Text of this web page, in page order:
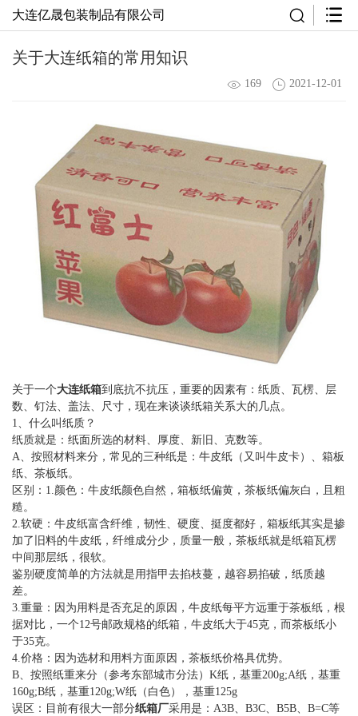
大连亿晟包装制品有限公司
关于大连纸箱的常用知识
169 2021-12-01
关于一个大连纸箱到底抗不抗压，重要的因素有：纸质、瓦楞、层
数、钉法、盖法、尺寸，现在来谈谈纸箱关系大的几点。
1、什么叫纸质？
纸质就是：纸面所选的材料、厚度、新旧、克数等。
A、按照材料来分，常见的三种纸是：牛皮纸（又叫牛皮卡）、箱板
纸、茶板纸。
区别：1.颜色：牛皮纸颜色自然，箱板纸偏黄，茶板纸偏灰白，且粗
糙。
2.软硬：牛皮纸富含纤维，韧性、硬度、挺度都好，箱板纸其实是掺
加了旧料的牛皮纸，纤维成分少，质量一般，茶板纸就是纸箱瓦楞
中间那层纸，很软。
鉴别硬度简单的方法就是用指甲去掐枝蔓，越容易掐破，纸质越
差。
3.重量：因为用料是否充足的原因，牛皮纸每平方远重于茶板纸，根
据对比，一个12号邮政规格的纸箱，牛皮纸大于45克，而茶板纸小
于35克。
4.价格：因为选材和用料方面原因，茶板纸价格具优势。
B、按照纸重来分（参考东部城市分法）K纸，基重200g;A纸，基重
160g;B纸，基重120g;W纸（白色），基重125g
误区：目前有很大一部分纸箱厂采用是：A3B、B3C、B5B、B=C等